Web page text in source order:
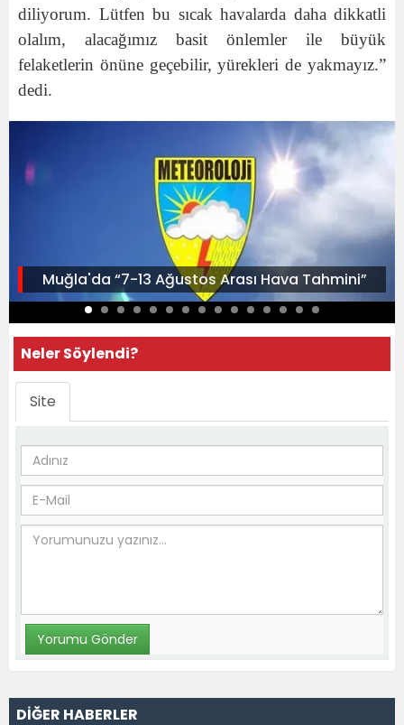
diliyorum. Lütfen bu sıcak havalarda daha dikkatli
olalım, alacağımız basit önlemler ile büyük
felaketlerin önüne geçebilir, yürekleri de yakmayız.”
dedi.
Muğla'da “7-13 Ağustos Arası Hava Tahmini”
Neler Söylendi?
Site
DİĞER HABERLER